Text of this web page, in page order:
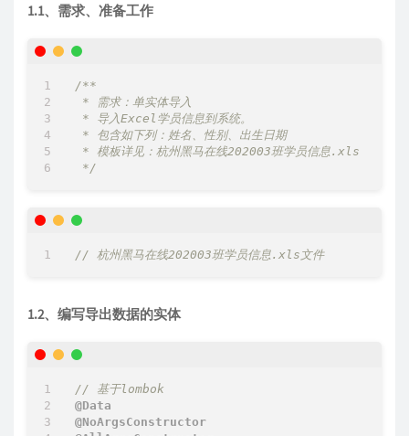
1.1、需求、准备工作
/**
* 需求：单实体导入
* 导入Excel学员信息到系统。
* 包含如下列：姓名、性别、出生日期
* 模板详见：杭州黑马在线202003班学员信息.xls
*/
// 杭州黑马在线202003班学员信息.xls文件
1.2、编写导出数据的实体
// 基于lombok
@Data
@NoArgsConstructor